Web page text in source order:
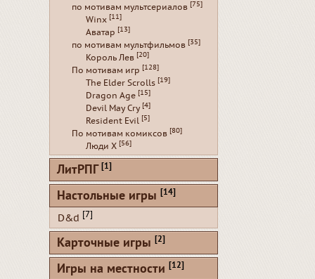
по мотивам мультсериалов [75]
Winx [11]
Аватар [13]
по мотивам мультфильмов [35]
Король Лев [20]
По мотивам игр [128]
The Elder Scrolls [19]
Dragon Age [15]
Devil May Cry [4]
Resident Evil [5]
По мотивам комиксов [80]
Люди Х [56]
ЛитРПГ [1]
Настольные игры [14]
D&d [7]
Карточные игры [2]
Игры на местности [12]